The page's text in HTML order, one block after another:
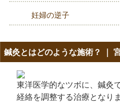
妊婦の逆子
鍼灸とはどのような施術？ ｜
東洋医学的なツボに、鍼灸
経絡を調整する治療となり